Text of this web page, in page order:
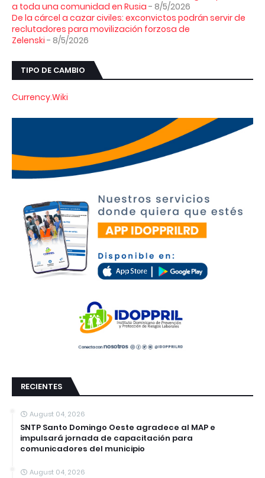
a toda una comunidad en Rusia - 8/5/2026
De la cárcel a cazar civiles: exconvictos podrán servir de
reclutadores para movilización forzosa de
Zelenski - 8/5/2026
TIPO DE CAMBIO
Currency.Wiki
RECIENTES
August 04, 2026
SNTP Santo Domingo Oeste agradece al MAP e
impulsará jornada de capacitación para
comunicadores del municipio
August 04, 2026